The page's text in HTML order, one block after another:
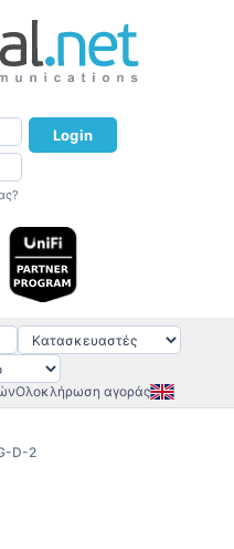
Login
Ολοκλήρωση αγοράς
D-2